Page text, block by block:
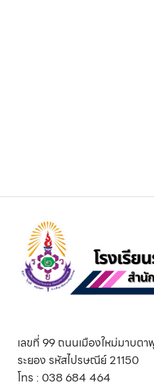
เลขที่ 99 ถนนเมืองใหม่มาบต
ระยอง รหัสไปรษณีย์ 21150
โทร : 038 684 464